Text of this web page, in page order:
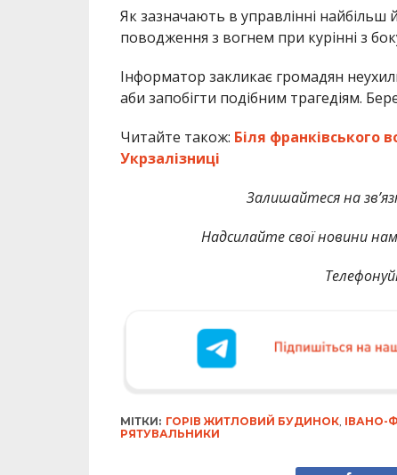
Як зазначають в управлінні
поводження з вогнем при курінні з
Інформатор закликає громадян
аби запобігти подібним трагедіям.
Читайте також: Біля франківського
Укрзалізниці
Залишайтеся на
Надсилайте свої новини
МІТКИ: ГОРІВ ЖИТЛОВИЙ БУДИНОК, ІВАНО-
РЯТУВАЛЬНИКИ